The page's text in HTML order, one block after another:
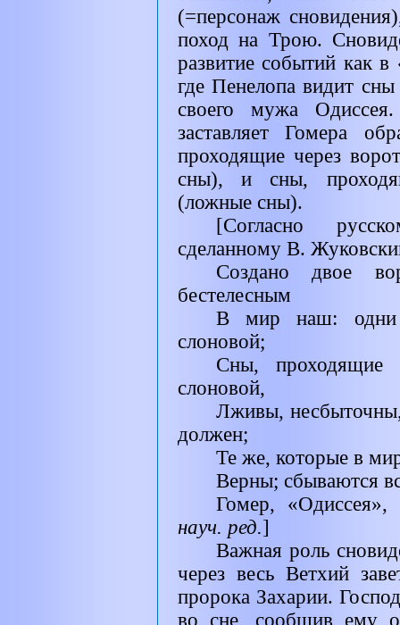
(=персонаж
поход на Трою.
развитие событий как
где Пенелопа видит
своего мужа
заставляет Гомера
проходящие через
сны), и сны,
(ложные сны).
[Согласно
сделанному В.
Создано двое
бестелесным
В мир наш: одни
слоновой;
Сны,
слоновой,
Лживы,
должен;
Те же, которые в
Верны; сбываются
Гомер, «Одиссея»,
науч. ред.]
Важная роль
через весь Ветхий
пророка Захарии.
во сне, сообщив ему